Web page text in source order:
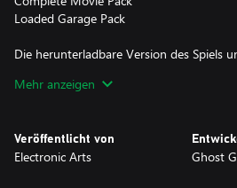
Loaded Garage Pack
Die herunterladbare Version des Spiels
Japanisch.
Mehr anzeigen
Veröffentlicht von
Electronic Arts Ghost